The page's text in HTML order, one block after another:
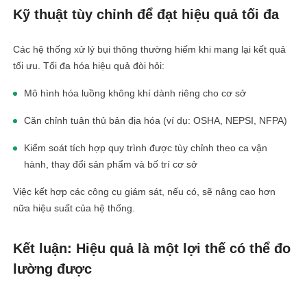
Kỹ thuật tùy chỉnh để đạt hiệu quả tối đa
Các hệ thống xử lý bụi thông thường hiếm khi mang lại kết quả
tối ưu. Tối đa hóa hiệu quả đòi hỏi:
Mô hình hóa luồng không khí dành riêng cho cơ sở
Căn chỉnh tuân thủ bản địa hóa (ví dụ: OSHA, NEPSI, NFPA)
Kiểm soát tích hợp quy trình được tùy chỉnh theo ca vận
hành, thay đổi sản phẩm và bố trí cơ sở
Việc kết hợp các công cụ giám sát, nếu có, sẽ nâng cao hơn
nữa hiệu suất của hệ thống.
Kết luận: Hiệu quả là một lợi thế có thể đo
lường được